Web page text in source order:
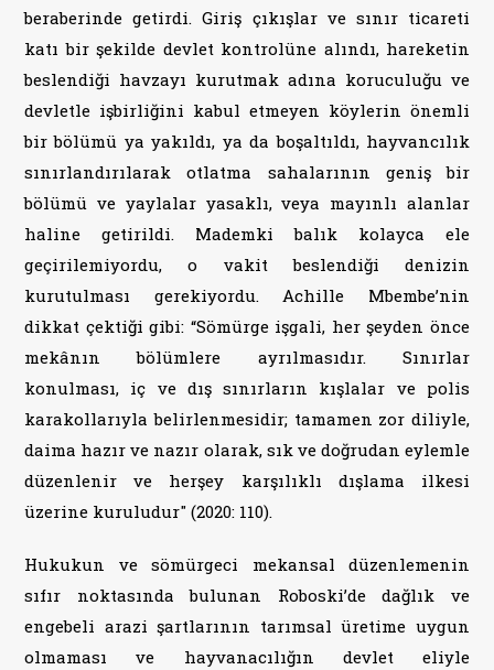
beraberinde getirdi. Giriş çıkışlar ve sınır ticareti
katı bir şekilde devlet kontrolüne alındı, hareketin
beslendiği havzayı kurutmak adına koruculuğu ve
devletle işbirliğini kabul etmeyen köylerin önemli
bir bölümü ya yakıldı, ya da boşaltıldı, hayvancılık
sınırlandırılarak otlatma sahalarının geniş bir
bölümü ve yaylalar yasaklı, veya mayınlı alanlar
haline getirildi. Mademki balık kolayca ele
geçirilemiyordu, o vakit beslendiği denizin
kurutulması gerekiyordu. Achille Mbembe’nin
dikkat çektiği gibi: “Sömürge işgali, her şeyden önce
mekânın bölümlere ayrılmasıdır. Sınırlar
konulması, iç ve dış sınırların kışlalar ve polis
karakollarıyla belirlenmesidir; tamamen zor diliyle,
daima hazır ve nazır olarak, sık ve doğrudan eylemle
düzenlenir ve herşey karşılıklı dışlama ilkesi
üzerine kuruludur" (2020: 110).
Hukukun ve sömürgeci mekansal düzenlemenin
sıfır noktasında bulunan Roboski’de dağlık ve
engebeli arazi şartlarının tarımsal üretime uygun
olmaması ve hayvanacılığın devlet eliyle